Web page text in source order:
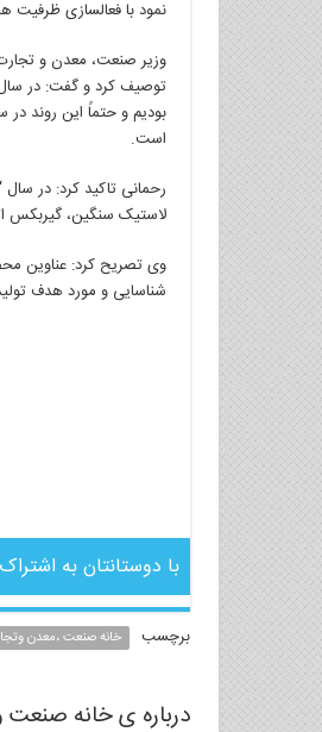
نمود با فعالسازی ظرفیت های
وزیر صنعت، معدن و
توصیف کرد و گفت: در سال ۹۸ بالغ بر ۳ میلیارد و ۴۰۰ میلیون یورو کالا در کشور داخلی سازی شده و با این میزان، شاهد
بودیم و حتماً این روند
است.
رحمانی تاکید کرد: در
لاستیک سنگین، گیربکس
وی تصریح کرد: عناوین
شناسایی و مورد هدف
با دوستانتان به
برچسب خانه صنعت ،معدن
درباره ی خانه